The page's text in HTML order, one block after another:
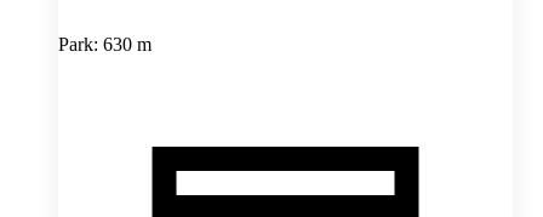
Park: 630 m